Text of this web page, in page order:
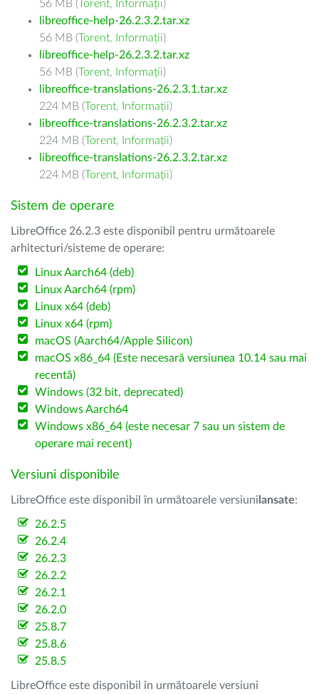
56 MB (Torent, Informații)
libreoffice-help-26.2.3.2.tar.xz
56 MB (Torent, Informații)
libreoffice-help-26.2.3.2.tar.xz
56 MB (Torent, Informații)
libreoffice-translations-26.2.3.1.tar.xz
224 MB (Torent, Informații)
libreoffice-translations-26.2.3.2.tar.xz
224 MB (Torent, Informații)
libreoffice-translations-26.2.3.2.tar.xz
224 MB (Torent, Informații)
Sistem de operare
LibreOffice 26.2.3 este disponibil pentru următoarele
arhitecturi/sisteme de operare:
Linux Aarch64 (deb)
Linux Aarch64 (rpm)
Linux x64 (deb)
Linux x64 (rpm)
macOS (Aarch64/Apple Silicon)
macOS x86_64 (Este necesară versiunea 10.14 sau mai
recentă)
Windows (32 bit, deprecated)
Windows Aarch64
Windows x86_64 (este necesar 7 sau un sistem de
operare mai recent)
Versiuni disponibile
LibreOffice este disponibil în următoarele versiuni lansate:
26.2.5
26.2.4
26.2.3
26.2.2
26.2.1
26.2.0
25.8.7
25.8.6
25.8.5
LibreOffice este disponibil în următoarele versiuni